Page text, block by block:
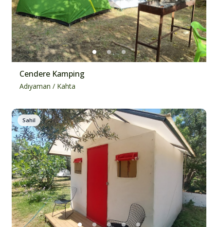
Cendere Kamping
Adıyaman / Kahta
Sahil